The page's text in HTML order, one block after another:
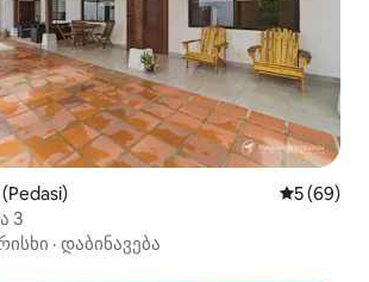
საშუალო
5 (69)
3
· დაბინავება